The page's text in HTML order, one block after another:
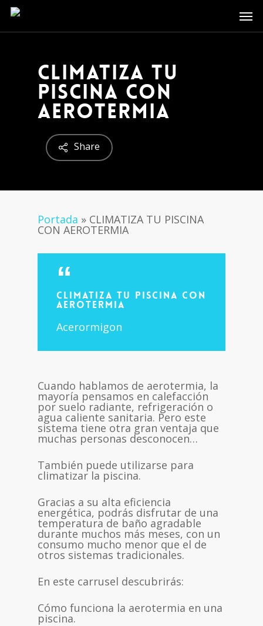
Skip
content
CLIMATIZA TU
PISCINA CON
AEROTERMIA
Share
Portada » CLIMATIZA TU PISCINA
CON AEROTERMIA
CLIMATIZA TU PISCINA CON
AEROTERMIA
Acerormigon
Cuando hablamos de aerotermia, la
mayoría pensamos en calefacción
por suelo radiante, refrigeración o
agua caliente sanitaria. Pero este
sistema tiene otra gran ventaja que
muchas personas desconocen…
También puede utilizarse para
climatizar la piscina.
Gracias a su alta eficiencia
energética, podrás disfrutar de una
temperatura de baño agradable
durante muchos más meses, con un
consumo mucho menor que el de
otros sistemas tradicionales.
En este carrusel descubrirás:
Cómo funciona la aerotermia en una
piscina.